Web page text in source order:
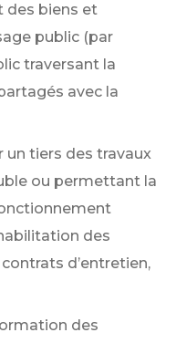
des biens et
public (par
traversant la
avec la
un tiers des travaux
ou permettant la
des
d’entretien,
des